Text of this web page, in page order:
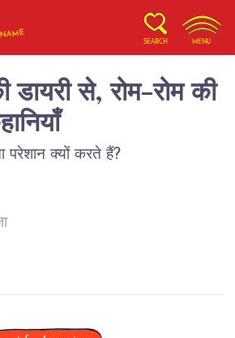
NAME
SEARCH MENU
डायरी से, रोम-रोम की
परेशान क्यों करते हैं?